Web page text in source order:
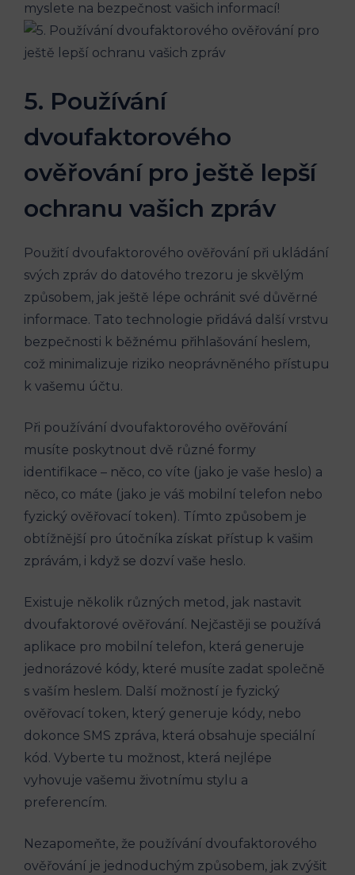
myslete na bezpečnost vašich informací!
5. Používání
dvoufaktorového
ověřování pro ještě lepší
ochranu vašich zpráv
Použití dvoufaktorového ověřování při ukládání
svých zpráv do datového trezoru je skvělým
způsobem, jak ještě lépe ochránit své důvěrné
informace. Tato technologie přidává další vrstvu
bezpečnosti k běžnému přihlašování heslem,
což minimalizuje riziko neoprávněného přístupu
k vašemu účtu.
Při používání dvoufaktorového ověřování
musíte poskytnout dvě různé formy
identifikace – něco, co víte (jako je vaše heslo) a
něco, co máte (jako je váš mobilní telefon nebo
fyzický ověřovací token). Tímto způsobem je
obtížnější pro útočníka získat přístup k vašim
zprávám, i když se dozví vaše heslo.
Existuje několik různých metod, jak nastavit
dvoufaktorové ověřování. Nejčastěji se používá
aplikace pro mobilní telefon, která generuje
jednorázové kódy, které musíte zadat společně
s vaším heslem. Další možností je fyzický
ověřovací token, který generuje kódy, nebo
dokonce SMS zpráva, která obsahuje speciální
kód. Vyberte tu možnost, která nejlépe
vyhovuje vašemu životnímu stylu a
preferencím.
Nezapomeňte, že používání dvoufaktorového
ověřování je jednoduchým způsobem, jak zvýšit